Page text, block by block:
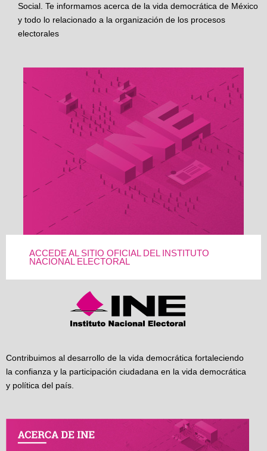
Social. Te informamos acerca de la vida democrática de México
y todo lo relacionado a la organización de los procesos
electorales
ACCEDE AL SITIO OFICIAL DEL INSTITUTO
NACIONAL ELECTORAL
Contribuimos al desarrollo de la vida democrática fortaleciendo
la confianza y la participación ciudadana en la vida democrática
y política del país.